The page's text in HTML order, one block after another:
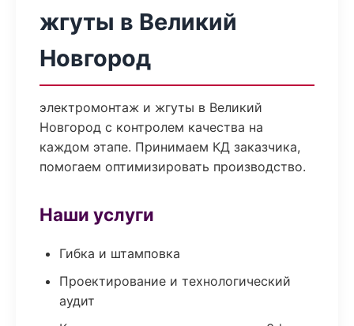
жгуты в Великий
Новгород
электромонтаж и жгуты в Великий
Новгород с контролем качества на
каждом этапе. Принимаем КД заказчика,
помогаем оптимизировать производство.
Наши услуги
Гибка и штамповка
Проектирование и технологический
аудит